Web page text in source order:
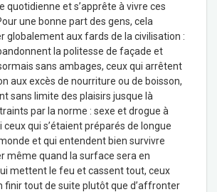
quotidienne et s’apprête à vivre ces
une bonne part des gens, cela
globalement aux fards de la civilisation :
la politesse de façade et
sans ambages, ceux qui arrêtent
aux excès de nourriture ou de boisson,
sans limite des plaisirs jusque là
par la norme : sexe et drogue à
ceux qui s’étaient préparés de longue
et qui entendent bien survivre
même quand la surface sera en
mettent le feu et cassent tout, ceux
finir tout de suite plutôt que d’affronter